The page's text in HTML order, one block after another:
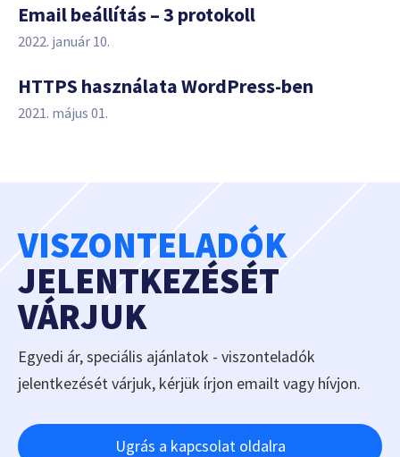
Email beállítás – 3 protokoll
2022. január 10.
HTTPS használata WordPress-ben
2021. május 01.
VISZONTELADÓK
JELENTKEZÉSÉT
VÁRJUK
Egyedi ár, speciális ajánlatok - viszonteladók
jelentkezését várjuk, kérjük írjon emailt vagy hívjon.
Ugrás a kapcsolat oldalra